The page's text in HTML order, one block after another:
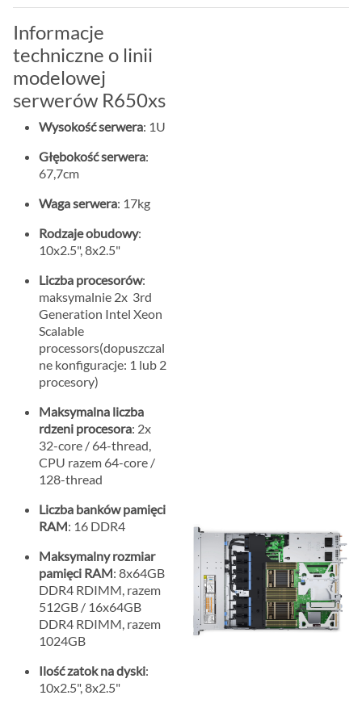
Informacje
techniczne o linii
modelowej
serwerów R650xs
Wysokość serwera: 1U
Głębokość serwera:
67,7cm
Waga serwera: 17kg
Rodzaje obudowy:
10x2.5", 8x2.5"
Liczba procesorów:
maksymalnie 2x 3rd
Generation Intel Xeon
Scalable
processors(dopuszczal
ne konfiguracje: 1 lub 2
procesory)
Maksymalna liczba
rdzeni procesora: 2x
32-core / 64-thread,
CPU razem 64-core /
128-thread
Liczba banków pamięci
RAM: 16 DDR4
Maksymalny rozmiar
pamięci RAM: 8x64GB
DDR4 RDIMM, razem
512GB / 16x64GB
DDR4 RDIMM, razem
1024GB
Ilość zatok na dyski:
10x2.5", 8x2.5"